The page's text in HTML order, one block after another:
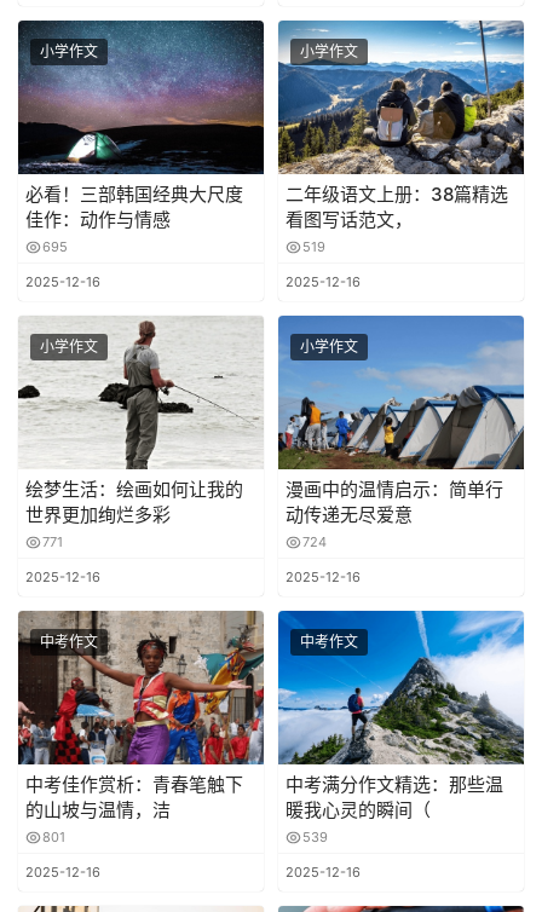
小学作文
必看！三部韩国经典大尺度
佳作：动作与情感
695
2025-12-16
小学作文
二年级语文上册：38篇精选
看图写话范文，
519
2025-12-16
小学作文
绘梦生活：绘画如何让我的
世界更加绚烂多彩
771
2025-12-16
小学作文
漫画中的温情启示：简单行
动传递无尽爱意
724
2025-12-16
中考作文
中考佳作赏析：青春笔触下
的山坡与温情，洁
801
2025-12-16
中考作文
中考满分作文精选：那些温
暖我心灵的瞬间（
539
2025-12-16